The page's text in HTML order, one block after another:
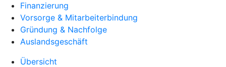
Finanzierung
Vorsorge & Mitarbeiterbindung
Gründung & Nachfolge
Auslandsgeschäft
Übersicht